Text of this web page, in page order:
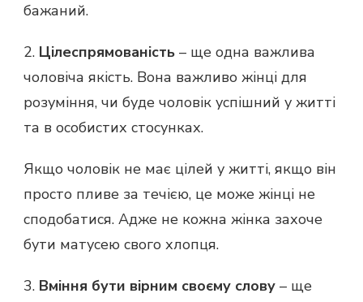
бажаний.
2. Цілеспрямованість – ще одна важлива
чоловіча якість. Вона важливо жінці для
розуміння, чи буде чоловік успішний у житті
та в особистих стосунках.
Якщо чоловік не має цілей у житті, якщо він
просто пливе за течією, це може жінці не
сподобатися. Адже не кожна жінка захоче
бути матусею свого хлопця.
3. Вміння бути вірним своєму слову – ще